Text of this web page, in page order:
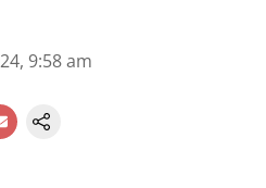
9:58 am